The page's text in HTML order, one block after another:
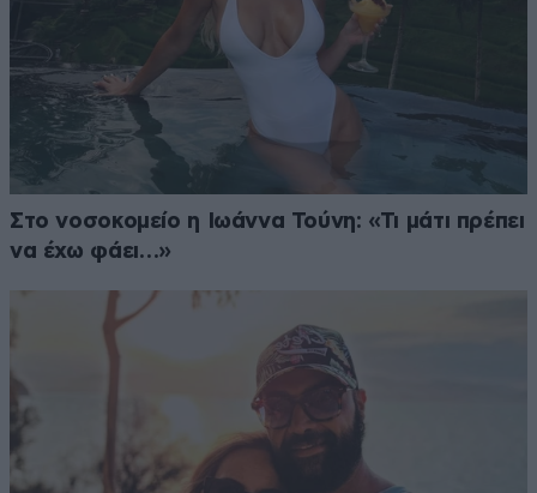
Στο νοσοκομείο η Ιωάννα Τούνη: «Τι μάτι πρέπει
να έχω φάει…»